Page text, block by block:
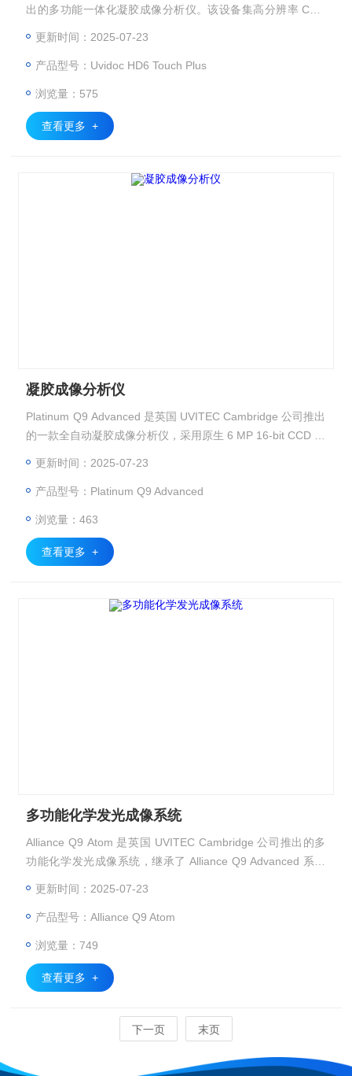
出的多功能一体化凝胶成像分析仪。该设备集高分辨率 CCD
集、定量分析与导出。
更新时间：2025-07-23
产品型号：Uvidoc HD6 Touch Plus
浏览量：575
查看更多 +
凝胶成像分析仪
Platinum Q9 Advanced 是英国 UVITEC Cambridge 公司推出
的一款全自动凝胶成像分析仪，采用原生 6 MP 16-bit CCD 相
更新时间：2025-07-23
产品型号：Platinum Q9 Advanced
浏览量：463
查看更多 +
多功能化学发光成像系统
Alliance Q9 Atom 是英国 UVITEC Cambridge 公司推出的多
功能化学发光成像系统，继承了 Alliance Q9 Advanced 系列
现了更轻巧灵活的结构设计，适合空间有限的科研实验室与教
更新时间：2025-07-23
产品型号：Alliance Q9 Atom
浏览量：749
查看更多 +
下一页 末页